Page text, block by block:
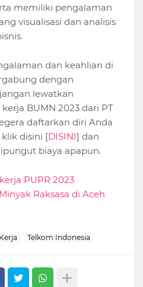
memiliki pengalaman
visualisasi dan analisis
dan keahlian di
dengan
lewatkan
BUMN 2023 dari PT
daftarkan diri Anda
disini [DISINI] dan
biaya apapun.
PUPR 2023
Raksasa di Aceh
Telkom Indonesia